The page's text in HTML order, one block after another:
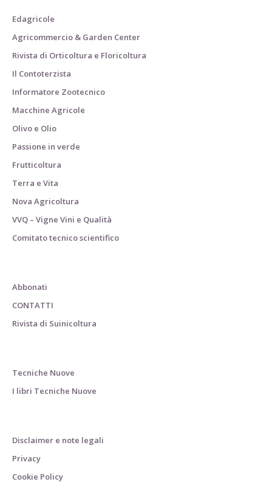
Edagricole
Agricommercio & Garden Center
Rivista di Orticoltura e Floricoltura
Il Contoterzista
Informatore Zootecnico
Macchine Agricole
Olivo e Olio
Passione in verde
Frutticoltura
Terra e Vita
Nova Agricoltura
VVQ – Vigne Vini e Qualità
Comitato tecnico scientifico
Abbonati
CONTATTI
Rivista di Suinicoltura
Tecniche Nuove
I libri Tecniche Nuove
Disclaimer e note legali
Privacy
Cookie Policy